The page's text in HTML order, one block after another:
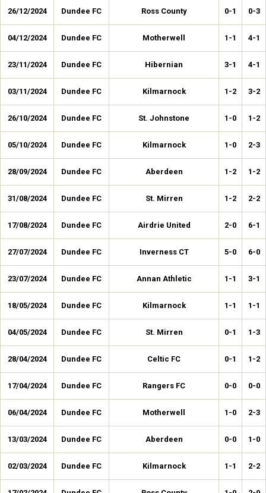
26/12/2024 Dundee FC Ross County 0-1 0-3
04/12/2024 Dundee FC Motherwell 1-1 4-1
23/11/2024 Dundee FC Hibernian 3-1 4-1
03/11/2024 Dundee FC Kilmarnock 1-2 3-2
26/10/2024 Dundee FC St. Johnstone 1-0 1-2
05/10/2024 Dundee FC Kilmarnock 1-0 2-3
28/09/2024 Dundee FC Aberdeen 1-2 1-2
31/08/2024 Dundee FC St. Mirren 1-2 2-2
17/08/2024 Dundee FC Airdrie United 2-0 6-1
27/07/2024 Dundee FC Inverness CT 5-0 6-0
23/07/2024 Dundee FC Annan Athletic 1-1 3-1
18/05/2024 Dundee FC Kilmarnock 1-1 1-1
04/05/2024 Dundee FC St. Mirren 0-1 1-3
28/04/2024 Dundee FC Celtic FC 0-1 1-2
17/04/2024 Dundee FC Rangers FC 0-0 0-0
06/04/2024 Dundee FC Motherwell 1-0 2-3
13/03/2024 Dundee FC Aberdeen 0-0 1-0
02/03/2024 Dundee FC Kilmarnock 1-1 2-2